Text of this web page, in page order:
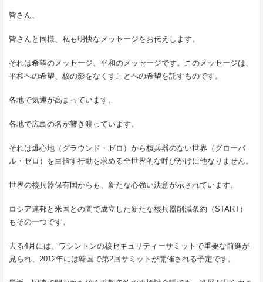
皆さん、
皆さんと同様、私も明快なメッセージをお伝えします。
それは希望のメッセージ、平和のメッセージです。このメッセージは、
平和への希望、核の影をなくすことへの希望を託すものです。
各地で気運が高まっています。
各地で広島の名が響き渡っています。
それは爆心地（グラウンド・ゼロ）から核兵器のない世界（グローバ
ル・ゼロ）を目指す行動を求める全世界的な呼びかけに他なりません。
世界の核兵器保有国からも、新たな心強い決意が示されています。
ロシア連邦と米国との間で成立した新たな核兵器削減条約（START）
もその一つです。
去る4月には、ワシントンの核セキュリティーサミットで重要な前進が
見られ、2012年には韓国で第2回サミットが開催される予定です。